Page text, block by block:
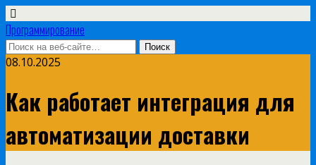
Программирование
08.10.2025
Как работает интеграция для
автоматизации доставки